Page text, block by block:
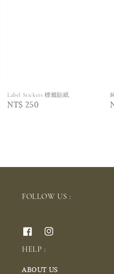
Label Stickers 標籤貼紙
Regular
NT$ 250
FOLLOW US :
HELP :
ABOUT US